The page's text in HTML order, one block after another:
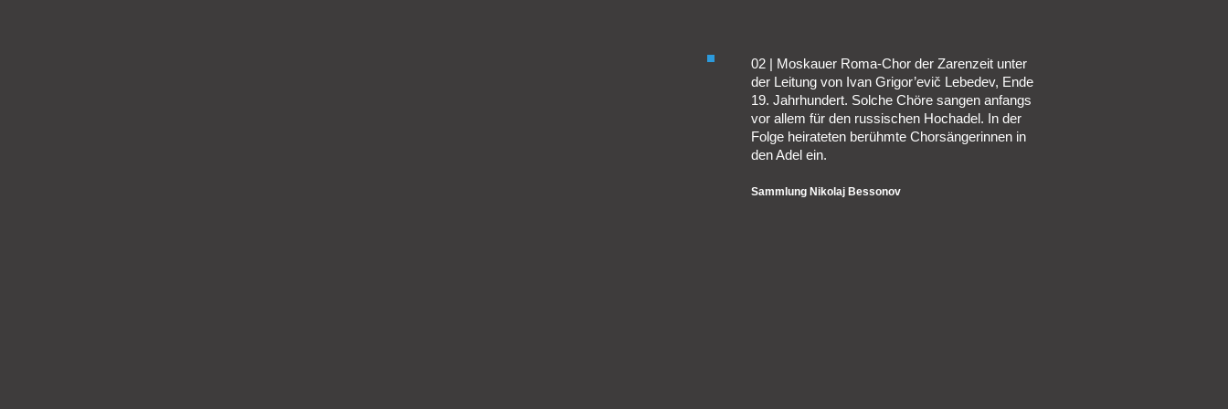
02 | Moskauer Roma-Chor der Zarenzeit unter
der Leitung von Ivan Grigor’evič Lebedev, Ende
19. Jahrhundert. Solche Chöre sangen anfangs
vor allem für den russischen Hochadel. In der
Folge heirateten berühmte Chorsängerinnen in
den Adel ein.
Sammlung Nikolaj Bessonov